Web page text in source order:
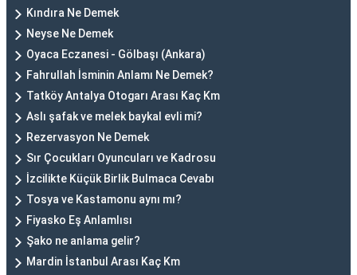
Kındıra Ne Demek
Neyse Ne Demek
Oyaca Eczanesi - Gölbaşı (Ankara)
Fahrullah İsminin Anlamı Ne Demek?
Tatköy Antalya Otogarı Arası Kaç Km
Aslı şafak ve melek baykal evli mi?
Rezervasyon Ne Demek
Sır Çocukları Oyuncuları ve Kadrosu
İzcilikte Küçük Birlik Bulmaca Cevabı
Tosya ve Kastamonu aynı mı?
Fiyasko Eş Anlamlısı
Şako ne anlama gelir?
Mardin İstanbul Arası Kaç Km